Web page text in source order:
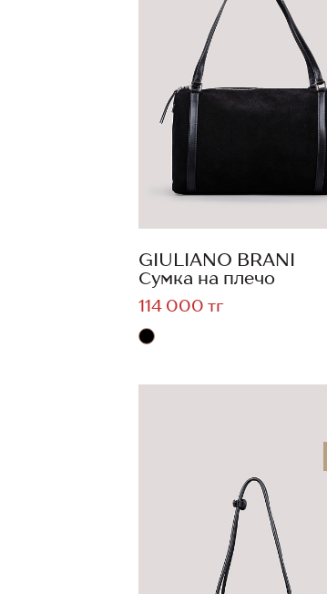
GIULIANO BRANI
Сумка на плечо
114 000 тг